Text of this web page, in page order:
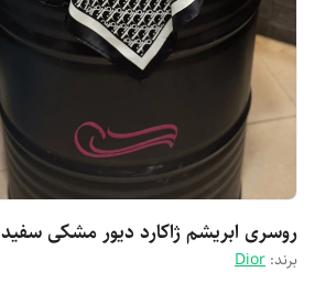
روسری ابریشم ژاکارد دیور مشکی سفید
برند: Dior